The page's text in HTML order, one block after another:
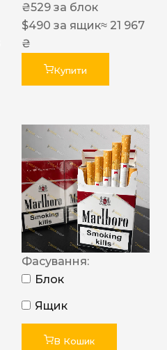
₴529 за блок
$490 за ящик≈ 21 967
₴
Купити
Фасування:
Блок
Ящик
В Кошик